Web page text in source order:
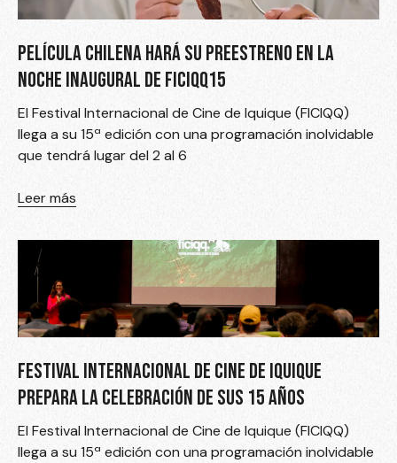
PELÍCULA CHILENA HARÁ SU PREESTRENO EN LA
NOCHE INAUGURAL DE FICIQQ15
El Festival Internacional de Cine de Iquique (FICIQQ)
llega a su 15ª edición con una programación inolvidable
que tendrá lugar del 2 al 6
Leer más
FESTIVAL INTERNACIONAL DE CINE DE IQUIQUE
PREPARA LA CELEBRACIÓN DE SUS 15 AÑOS
El Festival Internacional de Cine de Iquique (FICIQQ)
llega a su 15ª edición con una programación inolvidable